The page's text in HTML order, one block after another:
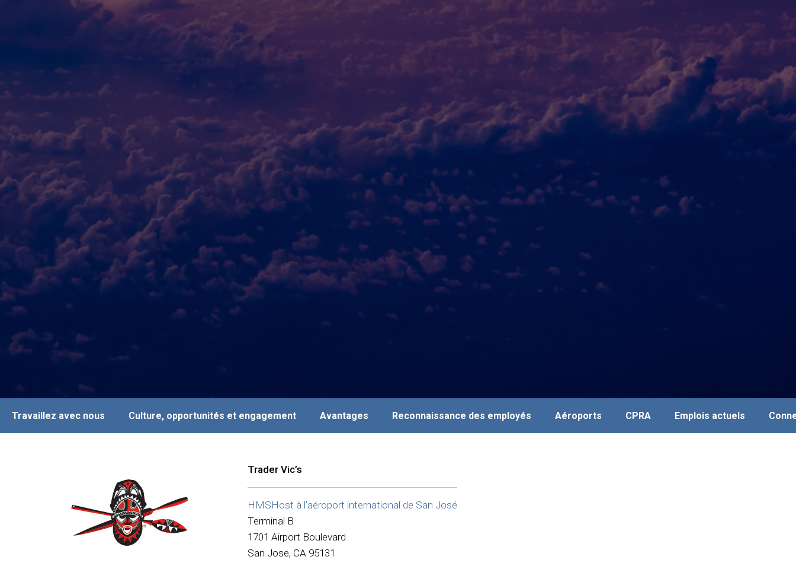
Travaillez avec nous Culture, opportunités et engagement Avantages Reconnaissance des employés Aéroports CPRA Emplois actuels
Trader Vic’s
HMSHost à l’aéroport international de San José
Terminal B
1701 Airport Boulevard
San Jose, CA 95131